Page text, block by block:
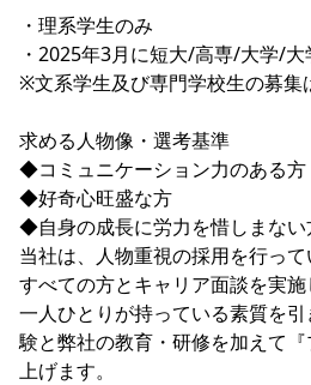
・理系学生のみ
・2025年3月に短大/高専/大学/
※文系学生及び専門学校生の募集
求める人物像・選考基準
◆コミュニケーション力のある方
◆好奇心旺盛な方
◆自身の成長に労力を惜しまない
当社は、人物重視の採用を行っ
すべての方とキャリア面談を実施
一人ひとりが持っている素質を
験と弊社の教育・研修を加えて
上げます。